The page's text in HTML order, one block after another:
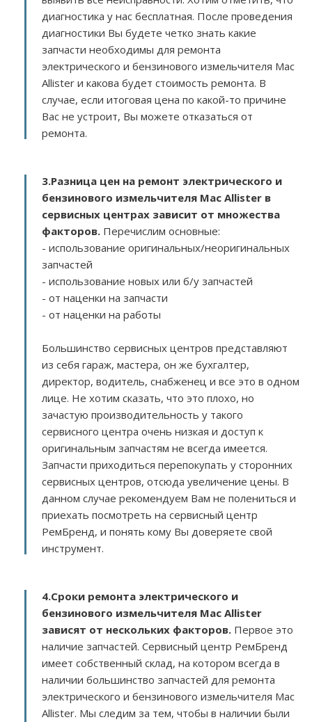
диагностика у нас бесплатная. После проведения
диагностики Вы будете четко знать какие
запчасти необходимы для ремонта
электрического и бензинового измельчителя Mac
Allister и какова будет стоимость ремонта. В
случае, если итоговая цена по какой-то причине
Вас не устроит, Вы можете отказаться от
ремонта.
3.Разница цен на ремонт электрического и
бензинового измельчителя Mac Allister в
сервисных центрах зависит от множества
факторов. Перечислим основные:
- использование оригинальных/неоригинальных
запчастей
- использование новых или б/у запчастей
- от наценки на запчасти
- от наценки на работы
Большинство сервисных центров представляют
из себя гараж, мастера, он же бухгалтер,
директор, водитель, снабженец и все это в одном
лице. Не хотим сказать, что это плохо, но
зачастую производительность у такого
сервисного центра очень низкая и доступ к
оригинальным запчастям не всегда имеется.
Запчасти приходиться перепокупать у сторонних
сервисных центров, отсюда увеличение цены. В
данном случае рекомендуем Вам не полениться и
приехать посмотреть на сервисный центр
РемБренд, и понять кому Вы доверяете свой
инструмент.
4.Сроки ремонта электрического и
бензинового измельчителя Mac Allister
зависят от нескольких факторов. Первое это
наличие запчастей. Сервисный центр РемБренд
имеет собственный склад, на котором всегда в
наличии большинство запчастей для ремонта
электрического и бензинового измельчителя Mac
Allister. Мы следим за тем, чтобы в наличии были